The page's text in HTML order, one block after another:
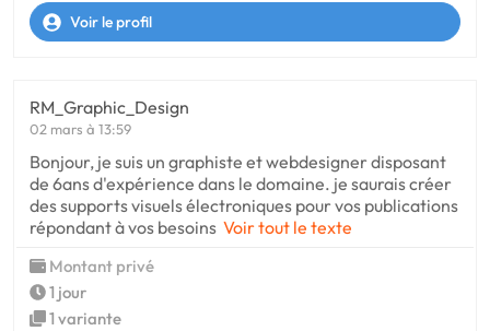
Voir le profil
RM_Graphic_Design
02 mars à 13:59
Bonjour, je suis un graphiste et webdesigner disposant
de 6ans d'expérience dans le domaine. je saurais créer
des supports visuels électroniques pour vos publications
répondant à vos besoins Voir tout le texte
Montant privé
1 jour
1 variante